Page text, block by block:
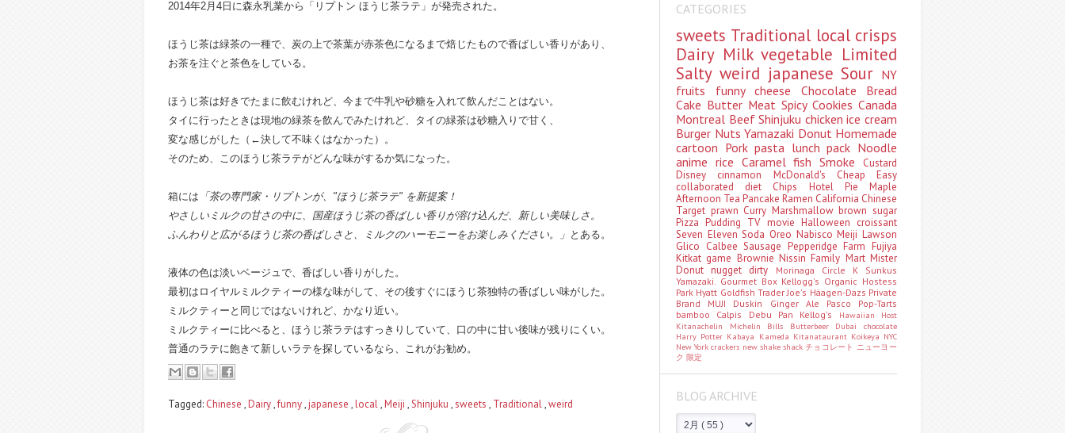
2014年2月4日に森永乳業から「リプトン ほうじ茶ラテ」が発売された。
ほうじ茶は緑茶の一種で、炭の上で茶葉が赤茶色になるまで焙じたもので香ばしい香りがあり、
お茶を注ぐと茶色をしている。
ほうじ茶は好きでたまに飲むけれど、今まで牛乳や砂糖を入れて飲んだことはない。
タイに行ったときは現地の緑茶を飲んでみたけれど、タイの緑茶は砂糖入りで甘く、
変な感じがした（←決して不味くはなかった）。
そのため、このほうじ茶ラテがどんな味がするか気になった。
箱には 「茶の専門家・リプトンが、"ほうじ茶ラテ" を新提案！
やさしいミルクの甘さの中に、国産ほうじ茶の香ばしい香りが溶け込んだ、 新しい美味しさ。
ふんわりと広がるほうじ茶の香ばしさと、ミルクのハーモニーをお楽しみください。」 とある。
液体の色は淡いベージュで、香ばしい香りがした。
最初はロイヤルミルクティーの様な味がして、その後すぐにほうじ茶独特の香ばしい味がした。
ミルクティーと同じではないけれど、かなり近い。
ミルクティーに比べると、ほうじ茶ラテはすっきりしていて、口の中に甘い後味が残りにくい。
普通のラテに飽きて新しいラテを探しているなら、これがお勧め。
Tagged: Chinese ,Dairy,funny,japanese ,local,Meiji ,Shinjuku ,sweets , Traditional,weird
CATEGORIES
sweets Traditional local crisps
Dairy Milkvegetable Limited
Salty weird japanese Sour NY
fruits funny cheese Chocolate Bread
Cake Butter Meat Spicy Cookies Canada
Montreal BeefShinjuku chickenice cream
Burger Nuts Yamazaki Donut Homemade
cartoon Porkpasta lunch pack Noodle
anime rice CaramelfishSmoke
Custard
Disney cinnamon McDonald's Cheap Easy
collaborated diet Chips Hotel PieMaple
Afternoon Tea Pancake Ramen California Chinese
Target prawn Curry Marshmallowbrown sugar
PizzaPudding TV movie Halloween croissant
Seven ElevenSoda Oreo NabiscoMeijiLawson
Glico CalbeeSausage Pepperidge FarmFujiya
Kitkat game BrownieNissinFamily MartMister
Donutnugget dirty Morinaga Circle K Sunkus
Yamazaki. Gourmet Box Kellogg's Organic Hostess
Park Hyatt GoldfishTrader Joe's Häagen-Dazs Private
Brand MUJI Duskin Ginger Ale Pasco Pop-Tarts
bamboo Calpis Debu Pan Kellog's
Hawaiian Host
Kitanachelin Michelin Bills Butterbeer Dubai chocolate
Harry Potter Kabaya Kameda Kitanataurant Koikeya NYC
New Yorkcrackers new shake shackチョコレート ニューヨー
ク 限定
BLOG ARCHIVE